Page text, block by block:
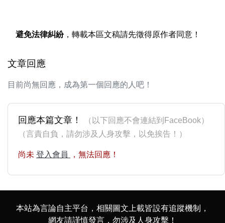
避免法律糾紛，轉載本區文稿請先徵得原作者同意！
文章回應
目前尚無回應，成為第一個回應的人吧！
回應本篇文章！
（以下回應不會連結到FaceBook）
（言責自負，請勿涉及人身攻擊，以免挨告！）
尚未 登入會員 ，無法回應！
本站為言論自主平台，相關圖文上載皆設有追蹤機制，
網友請謹慎發言，勿涉及人身攻擊！